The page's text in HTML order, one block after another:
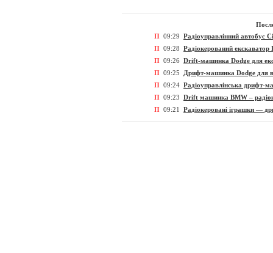
П 09:29 Радіоуправлінний автобус
П 09:28 Радіокерований
П 09:26 Drift-машинка Dodge для
П 09:25
Дрифт-машинка Dodge для
П 09:24 Радіоуправлінська дрифт-
П 09:23 Drift машинка BMW –
П 09:21 Радіокеровані іграшки —